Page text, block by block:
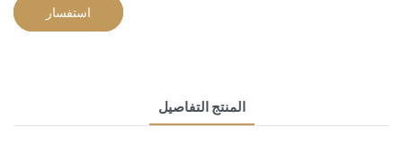
استفسار
المنتج التفاصيل